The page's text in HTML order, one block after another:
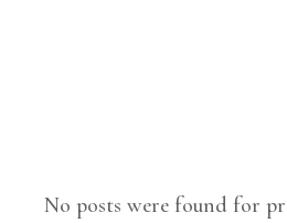
No posts were found for